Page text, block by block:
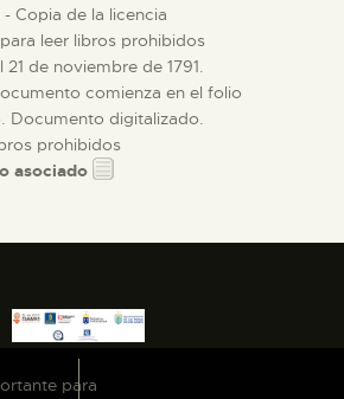
Copia de la licencia
leer libros prohibidos
de noviembre de 1791.
comienza en el folio
Documento digitalizado.
prohibidos
asociado
para